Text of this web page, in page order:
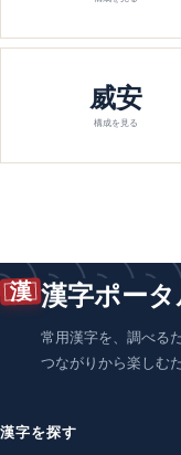
威安
構成を見る
漢 漢字ポー
常用漢字を、調べる
つながりから楽しむ
漢字を探す